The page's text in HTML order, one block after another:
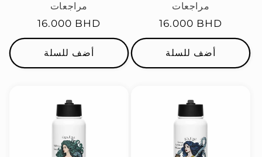
مراجعات
السعر
العادي
16.000 BHD
أضف للسلة
مراجعات
السعر
العادي
16.000 BHD
أضف للسلة